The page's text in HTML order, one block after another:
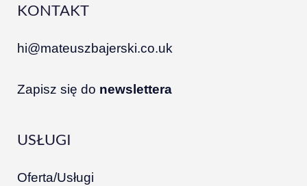
KONTAKT
hi@mateuszbajerski.co.uk
Zapisz się do newslettera
USŁUGI
Oferta/Usługi